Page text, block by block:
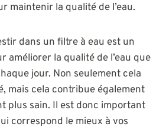
maintenir la qualité de l’eau.
dans un filtre à eau est un
améliorer la qualité de l’eau que
jour. Non seulement cela
mais cela contribue également
plus sain. Il est donc important
correspond le mieux à vos